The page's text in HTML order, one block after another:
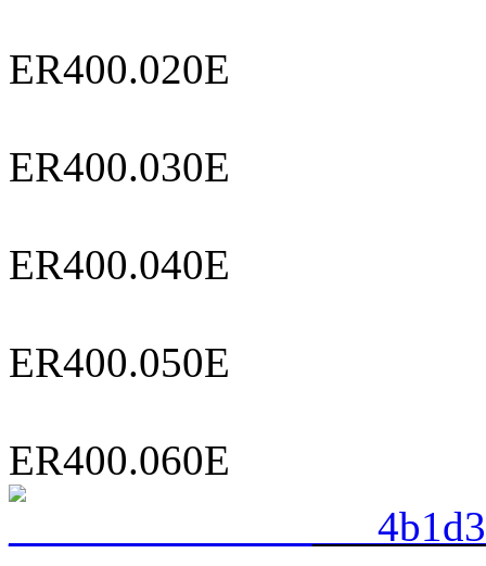
ER400.020E
ER400.030E
ER400.040E
ER400.050E
ER400.060E